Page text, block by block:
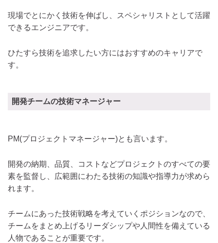
現場でとにかく技術を伸ばし、スペシャリストとして活躍
できるエンジニアです。
ひたすら技術を追求したい方にはおすすめのキャリアで
す。
開発チームの技術マネージャー
PM(プロジェクトマネージャー)とも言います。
開発の納期、品質、コストなどプロジェクトのすべての要
素を監督し、広範囲にわたる技術の知識や指導力が求めら
れます。
チームにあった技術戦略を考えていくポジションなので、
チームをまとめ上げるリーダシップや人間性を備えている
人物であることが重要です。